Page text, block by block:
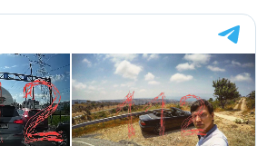
«не осознавал преступный
он зачем-то начал
имущество, вызвавшее
СК по Московской области